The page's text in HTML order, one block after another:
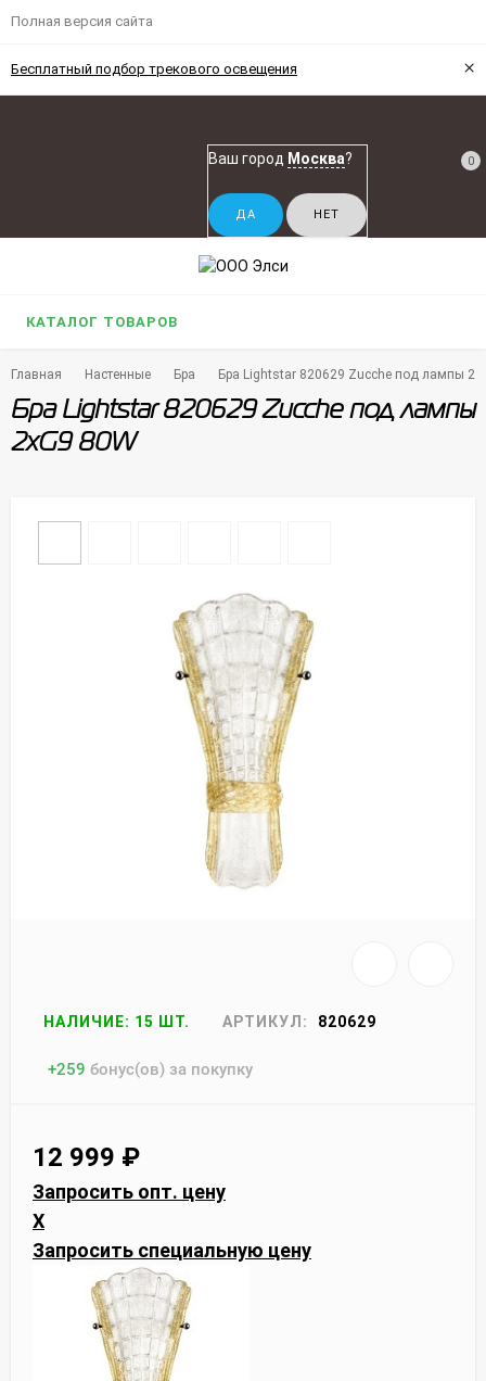
Полная версия сайта
Бесплатный подбор трекового освещения ×
Ваш город Москва? 0
КАТАЛОГ ТОВАРОВ
Главная Настенные Бра Бра Lightstar 820629 Zucche под лампы
Бра Lightstar 820629 Zucche под лампы
2xG9 80W
НАЛИЧИЕ: 15 ШТ. АРТИКУЛ: 820629
+259 бонус(ов) за покупку
12 999 ₽
Запросить опт. цену
X
Запросить специальную цену